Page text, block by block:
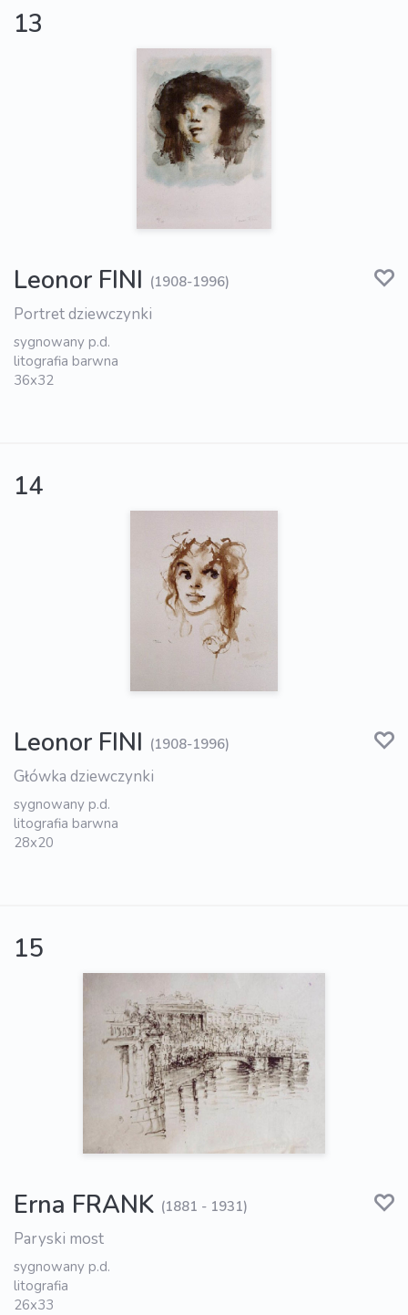
13
Leonor FINI (1908-1996)
Portret dziewczynki
sygnowany p.d.
litografia barwna
36x32
14
Leonor FINI (1908-1996)
Główka dziewczynki
sygnowany p.d.
litografia barwna
28x20
15
Erna FRANK (1881 - 1931)
Paryski most
sygnowany p.d.
litografia
26x33